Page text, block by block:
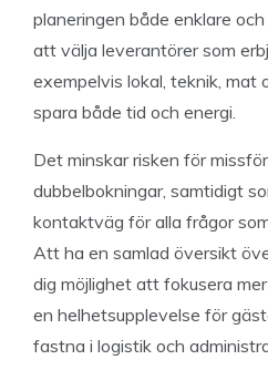
planeringen både enklare
att välja leverantörer som
exempelvis lokal, teknik, mat
spara både tid och energi.
Det minskar risken för
dubbelbokningar, samtidigt
kontaktväg för alla frågor
Att ha en samlad översikt
dig möjlighet att fokusera
en helhetsupplevelse för
fastna i logistik och